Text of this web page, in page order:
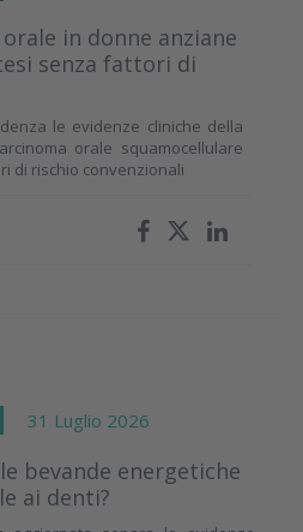
in donne anziane
senza fattori di
le evidenze cliniche della
orale squamocellulare
di rischio convenzionali
31 Luglio 2026
bevande energetiche
ai denti?